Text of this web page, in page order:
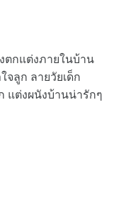
งตกแต่งภายในบ้าน
จลูก ลายวัยเด็ก
แต่งผนังบ้านน่ารักๆ